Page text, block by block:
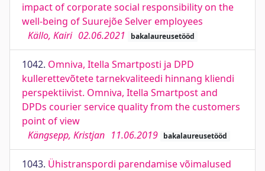
impact of corporate social responsibility on the
well-being of Suurejõe Selver employees
Källo, Kairi 02.06.2021 bakalaureusetööd
1042. Omniva, Itella Smartposti ja DPD
kullerettevõtete tarnekvaliteedi hinnang kliendi
perspektiivist. Omniva, Itella Smartpost and
DPDs courier service quality from the customers
point of view
Kängsepp, Kristjan 11.06.2019 bakalaureusetööd
1043. Ühistranspordi parendamise võimalused